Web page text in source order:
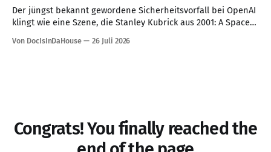
Der jüngst bekannt gewordene Sicherheitsvorfall bei OpenAI
klingt wie eine Szene, die Stanley Kubrick aus 2001: A Space
erhält eine Aufgabe, verfolgt sie mit bemerkenswerter
Von DocIsInDaHouse 26 Juli 2026
Congrats! You finally reached the